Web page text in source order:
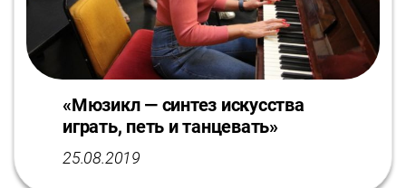
«Мюзикл — синтез искусства
играть, петь и танцевать»
25.08.2019